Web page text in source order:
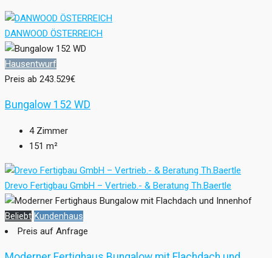
DANWOOD ÖSTERREICH
Hausentwurf
Preis ab 243.529€
Bungalow 152 WD
4 Zimmer
151 m²
Drevo Fertigbau GmbH – Vertrieb.- & Beratung Th.Baertle
Beliebt Kundenhaus
Preis auf Anfrage